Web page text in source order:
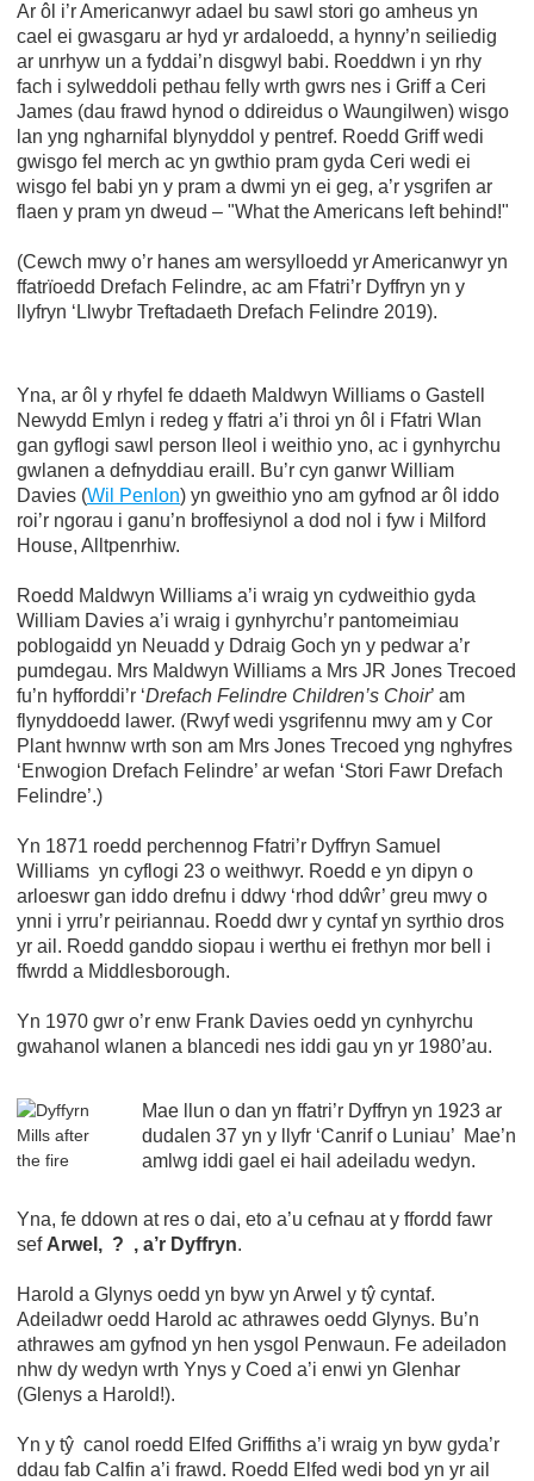
Ar ôl i’r Americanwyr adael bu sawl stori go amheus yn
cael ei gwasgaru ar hyd yr ardaloedd, a hynny’n seiliedig
ar unrhyw un a fyddai’n disgwyl babi. Roeddwn i yn rhy
fach i sylweddoli pethau felly wrth gwrs nes i Griff a Ceri
James (dau frawd hynod o ddireidus o Waungilwen) wisgo
lan yng ngharnifal blynyddol y pentref. Roedd Griff wedi
gwisgo fel merch ac yn gwthio pram gyda Ceri wedi ei
wisgo fel babi yn y pram a dwmi yn ei geg, a’r ysgrifen ar
flaen y pram yn dweud – "What the Americans left behind!"
(Cewch mwy o’r hanes am wersylloedd yr Americanwyr yn
ffatrïoedd Drefach Felindre, ac am Ffatri’r Dyffryn yn y
llyfryn ‘Llwybr Treftadaeth Drefach Felindre 2019).
Yna, ar ôl y rhyfel fe ddaeth Maldwyn Williams o Gastell
Newydd Emlyn i redeg y ffatri a’i throi yn ôl i Ffatri Wlan
gan gyflogi sawl person lleol i weithio yno, ac i gynhyrchu
gwlanen a defnyddiau eraill. Bu’r cyn ganwr William
Davies (Wil Penlon) yn gweithio yno am gyfnod ar ôl iddo
roi’r ngorau i ganu’n broffesiynol a dod nol i fyw i Milford
House, Alltpenrhiw.
Roedd Maldwyn Williams a’i wraig yn cydweithio gyda
William Davies a’i wraig i gynhyrchu’r pantomeimiau
poblogaidd yn Neuadd y Ddraig Goch yn y pedwar a’r
pumdegau. Mrs Maldwyn Williams a Mrs JR Jones Trecoed
fu’n hyfforddi’r ‘Drefach Felindre Children’s Choir’ am
flynyddoedd lawer. (Rwyf wedi ysgrifennu mwy am y Cor
Plant hwnnw wrth son am Mrs Jones Trecoed yng nghyfres
‘Enwogion Drefach Felindre’ ar wefan ‘Stori Fawr Drefach
Felindre’.)
Yn 1871 roedd perchennog Ffatri’r Dyffryn Samuel
Williams yn cyflogi 23 o weithwyr. Roedd e yn dipyn o
arloeswr gan iddo drefnu i ddwy ‘rhod ddŵr’ greu mwy o
ynni i yrru’r peiriannau. Roedd dwr y cyntaf yn syrthio dros
yr ail. Roedd ganddo siopau i werthu ei frethyn mor bell i
ffwrdd a Middlesborough.
Yn 1970 gwr o’r enw Frank Davies oedd yn cynhyrchu
gwahanol wlanen a blancedi nes iddi gau yn yr 1980’au.
Mae llun o dan yn ffatri’r Dyffryn yn 1923 ar
dudalen 37 yn y llyfr ‘Canrif o Luniau’ Mae’n
amlwg iddi gael ei hail adeiladu wedyn.
Yna, fe ddown at res o dai, eto a’u cefnau at y ffordd fawr
sef Arwel, ? , a’r Dyffryn.
Harold a Glynys oedd yn byw yn Arwel y tŷ cyntaf.
Adeiladwr oedd Harold ac athrawes oedd Glynys. Bu’n
athrawes am gyfnod yn hen ysgol Penwaun. Fe adeiladon
nhw dy wedyn wrth Ynys y Coed a’i enwi yn Glenhar
(Glenys a Harold!).
Yn y tŷ canol roedd Elfed Griffiths a’i wraig yn byw gyda’r
ddau fab Calfin a’i frawd. Roedd Elfed wedi bod yn yr ail